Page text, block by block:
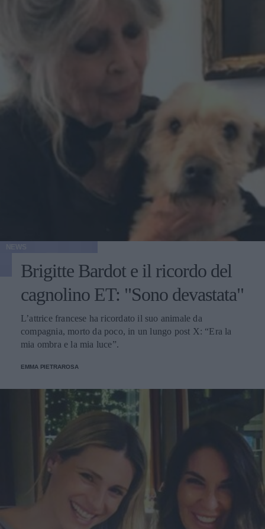
Brigitte Bardot e il ricordo del
cagnolino ET: "Sono devastata"
L’attrice francese ha ricordato il suo animale da
compagnia, morto da poco, in un lungo post X: “Era la
mia ombra e la mia luce”.
EMMA PIETRAROSA